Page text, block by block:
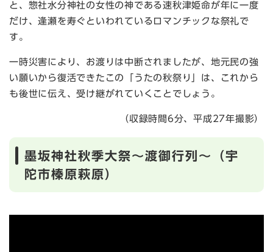
と、惣社水分神社の女性の神である速秋津姫命が年に一度
だけ、逢瀬を寿ぐといわれているロマンチックな祭礼で
す。
一時災害により、お渡りは中断されましたが、地元民の強
い願いから復活できたこの「うたの秋祭り」は、これから
も後世に伝え、受け継がれていくことでしょう。
（収録時間6分、平成27年撮影）
墨坂神社秋季大祭～渡御行列～（宇
陀市榛原萩原）